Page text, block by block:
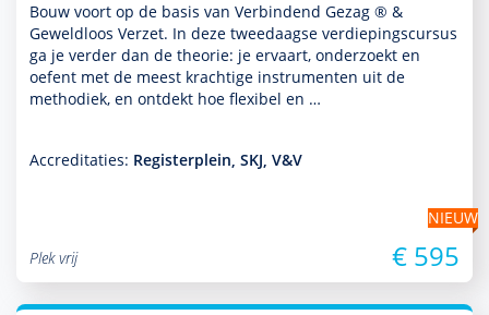
Bouw voort op de basis van Verbindend Gezag ® &
Geweldloos Verzet. In deze tweedaagse verdiepingscursus
ga je verder dan de theorie: je ervaart, onder­zoekt en
oefent met de meest krachtige instru­men­ten uit de
metho­diek, en ontdekt hoe flexibel en …
Accreditaties: Registerplein, SKJ, V&V
NIEUW
Plek vrij
€ 595